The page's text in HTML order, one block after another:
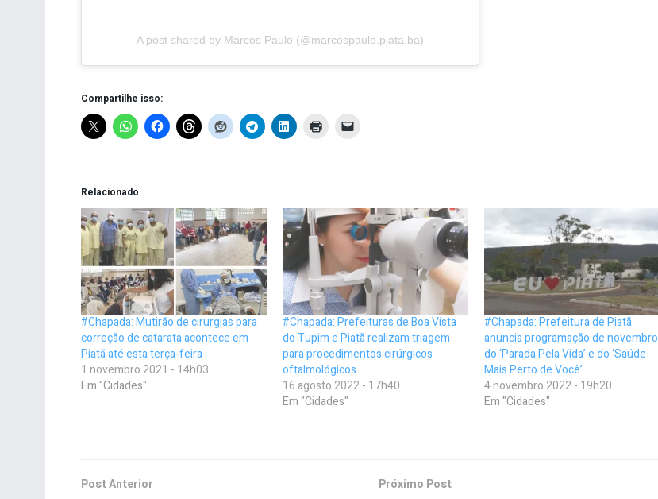
A post shared by Marcos Paulo (@marcospaulo.piata.ba)
Compartilhe isso:
Relacionado
#Chapada: Mutirão de cirurgias para
correção de catarata acontece em
Piatã até esta terça-feira
1 novembro 2021 - 14h03
Em "Cidades"
#Chapada: Prefeituras de Boa Vista
do Tupim e Piatã realizam triagem
para procedimentos cirúrgicos
oftalmológicos
16 agosto 2022 - 17h40
Em "Cidades"
#Chapada: Prefeitura de Piatã
anuncia programação de novembro
do ‘Parada Pela Vida’ e do ‘Saúde
Mais Perto de Você’
4 novembro 2022 - 19h20
Em "Cidades"
Post Anterior Próximo Post